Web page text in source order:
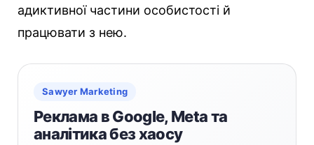
адиктивної частини особистості й
працювати з нею.
Sawyer Marketing
Реклама в Google, Meta та
аналітика без хаосу